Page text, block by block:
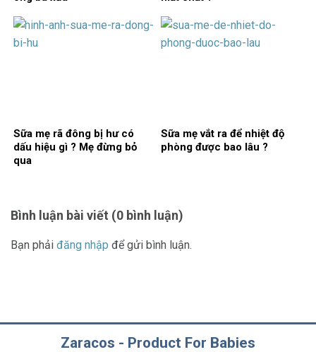
Sữa mẹ rã đông bị hư có
dấu hiệu gì ? Mẹ đừng bỏ
qua
Sữa mẹ vắt ra để nhiệt độ
phòng được bao lâu ?
Bình luận bài viết (0 bình luận)
Bạn phải đăng nhập để gửi bình luận.
Zaracos - Product For Babies